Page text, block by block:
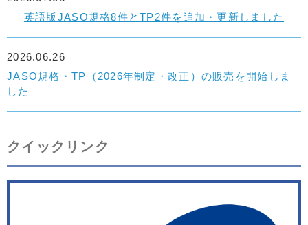
英語版JASO規格8件とTP2件を追加・更新しました
JASO規格・TP（2026年制定・改正）の販売を開始しま
した
2026.06.26
クイックリンク